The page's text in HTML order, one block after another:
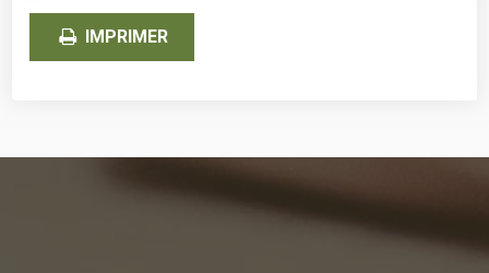
IMPRIMER